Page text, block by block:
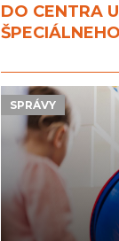
DO CENTRA
SPRÁVY